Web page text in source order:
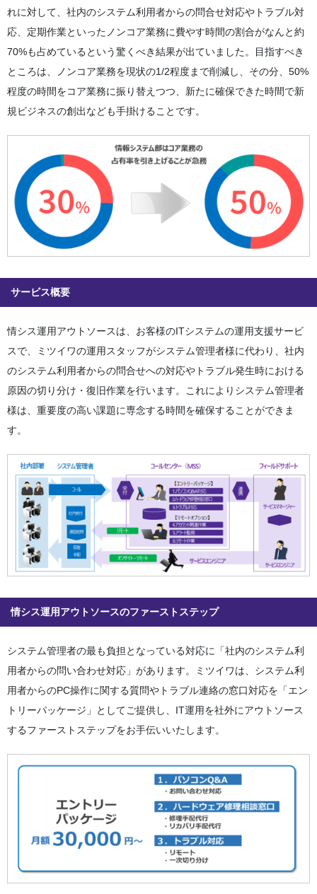
れに対して、社内のシステム利用者からの問合せ対応やトラブル対
応、定期作業といったノンコア業務に費やす時間の割合がなんと約
70%も占めているという驚くべき結果が出ていました。目指すべき
ところは、ノンコア業務を現状の1/2程度まで削減し、その分、50%
程度の時間をコア業務に振り替えつつ、新たに確保できた時間で新
規ビジネスの創出なども手掛けることです。
サービス概要
情シス運用アウトソースは、お客様のITシステムの運用支援サービ
スで、ミツイワの運用スタッフがシステム管理者様に代わり、社内
のシステム利用者からの問合せへの対応やトラブル発生時における
原因の切り分け・復旧作業を行います。これによりシステム管理者
様は、重要度の高い課題に専念する時間を確保することができま
す。
情シス運用アウトソースのファーストステップ
システム管理者の最も負担となっている対応に「社内のシステム利
用者からの問い合わせ対応」があります。ミツイワは、システム利
用者からのPC操作に関する質問やトラブル連絡の窓口対応を「エン
トリーパッケージ」としてご提供し、IT運用を社外にアウトソース
するファーストステップをお手伝いいたします。